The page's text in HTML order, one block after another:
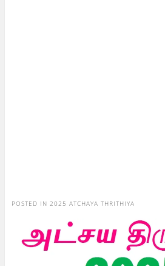
POSTED IN 2025 ATCHAYA THRITHIYA